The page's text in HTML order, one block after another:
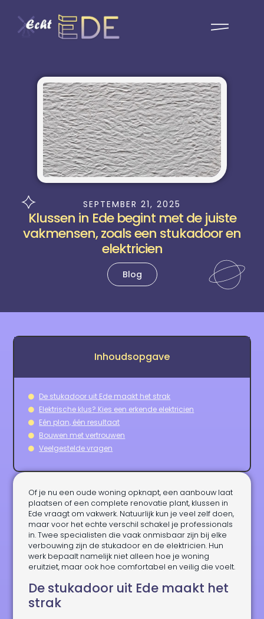
SEPTEMBER 21, 2025
Klussen in Ede begint met de juiste
vakmensen, zoals een stukadoor en
elektricien
Blog
Of je nu een oude woning opknapt, een aanbouw laat
plaatsen of een complete renovatie plant, klussen in
Ede vraagt om vakwerk. Natuurlijk kun je veel zelf doen,
maar voor het echte verschil schakel je professionals
in. Twee specialisten die vaak onmisbaar zijn bij elke
verbouwing zijn de stukadoor en de elektricien. Hun
werk bepaalt namelijk niet alleen hoe je woning
eruitziet, maar ook hoe comfortabel en veilig die voelt.
De stukadoor uit Ede maakt het
strak
Inhoudsopgave
De stukadoor uit Ede maakt het strak
Elektrische klus? Kies een erkende elektricien
Eén plan, één resultaat
Bouwen met vertrouwen
Veelgestelde vragen